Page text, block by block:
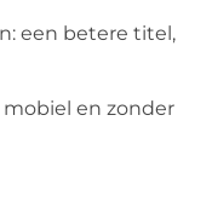
een betere titel,
en zonder